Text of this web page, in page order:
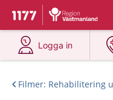
Till startsidan för 1177
Du har valt
Logga in
på 1177.se
Filmer: Rehabilitering